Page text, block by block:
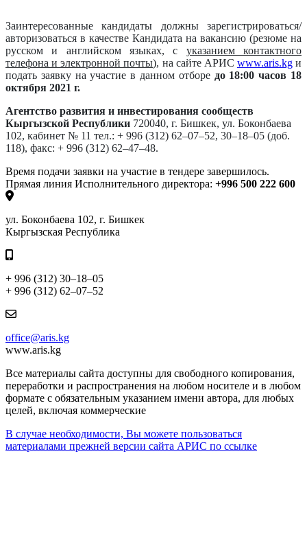
Заинтересованные кандидаты должны зарегистрироваться/
авторизоваться в качестве Кандидата на вакансию (резюме на
русском и английском языках, с указанием контактного
телефона и электронной почты), на сайте АРИС www.aris.kg и
подать заявку на участие в данном отборе до 18:00 часов 18
октября 2021 г.
Агентство развития и инвестирования сообществ
Кыргызской Республики 720040, г. Бишкек, ул. Боконбаева
102, кабинет № 11 тел.: + 996 (312) 62–07–52, 30–18–05 (доб.
118), факс: + 996 (312) 62–47–48.
Время подачи заявки на участие в тендере завершилось.
Прямая линия Исполнительного директора: +996 500 222 600
ул. Боконбаева 102, г. Бишкек
Кыргызская Республика
+ 996 (312) 30–18–05
+ 996 (312) 62–07–52
office@aris.kg
www.aris.kg
Все материалы сайта доступны для свободного копирования,
переработки и распространения на любом носителе и в любом
формате с обязательным указанием имени автора, для любых
целей, включая коммерческие
В случае необходимости, Вы можете пользоваться
материалами прежней версии сайта АРИС по ссылке